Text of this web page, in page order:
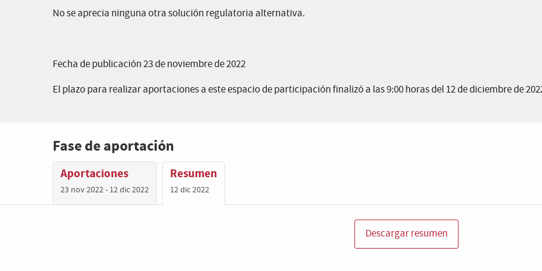
No se aprecia ninguna otra solución regulatoria alternativa.
Fecha de publicación 23 de noviembre de 2022
El plazo para realizar aportaciones a este espacio de participación finalizó a las 9:00 horas del 12 de diciembre de
Fase de aportación
Aportaciones
23 nov 2022 - 12 dic 2022
Resumen
12 dic 2022
Descargar resumen